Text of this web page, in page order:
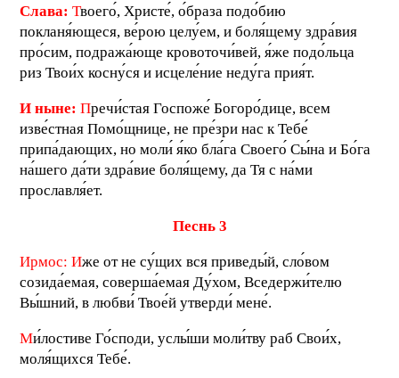
Слава: Твоего́, Христе́, о́браза подо́бию
покланя́ющеся, ве́рою целу́ем, и боля́щему здра́вия
про́сим, подража́юще кровоточи́вей, я́же подо́льца
риз Твои́х косну́ся и исцеле́ние неду́га прия́т.
И ныне: Пречи́стая Госпоже́ Богоро́дице, всем
изве́стная Помо́щнице, не пре́зри нас к Тебе́
припа́дающих, но моли́ я́ко бла́га Своего́ Сы́на и Бо́га
на́шего да́ти здра́вие боля́щему, да Тя с на́ми
прославля́ет.
Песнь 3
Ирмос: Иже от не су́щих вся приведы́й, сло́вом
созида́емая, соверша́емая Ду́хом, Вседержи́телю
Вы́шний, в любви́ Твое́й утверди́ мене́.
Ми́лостиве Го́споди, услы́ши моли́тву раб Свои́х,
моля́щихся Тебе́.